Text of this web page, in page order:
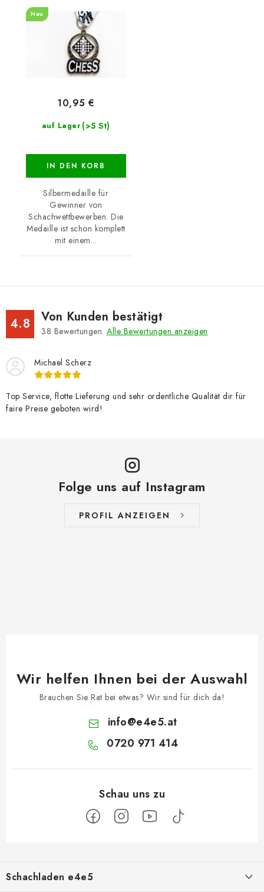
Neu
auf Lager (>5 St)
10,95 €
IN DEN KORB
Silbermedaille für
Gewinner von
Schachwettbewerben. Die
Medaille ist schon komplett
mit einem...
4.8 Von Kunden bestätigt
38 Bewertungen. Alle Bewertungen anzeigen
Michael Scherz
Top Service, flotte Lieferung und sehr ordentliche Qualität dir für
faire Preise geboten wird!
Folge uns auf Instagram
PROFIL ANZEIGEN
Wir helfen Ihnen bei der Auswahl
Brauchen Sie Rat bei etwas? Wir sind für dich da!
info@e4e5.at
0720 971 414
ßSchachladen e4e5